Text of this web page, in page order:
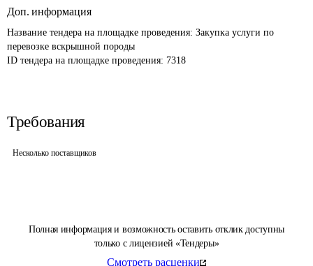
Полная информация и возможность оставить отклик доступны
только с лицензией «Тендеры»
Смотреть расценки
Доп. информация
Название тендера на площадке проведения: Закупка услуги по
перевозке вскрышной породы
ID тендера на площадке проведения: 7318
Требования
Несколько поставщиков